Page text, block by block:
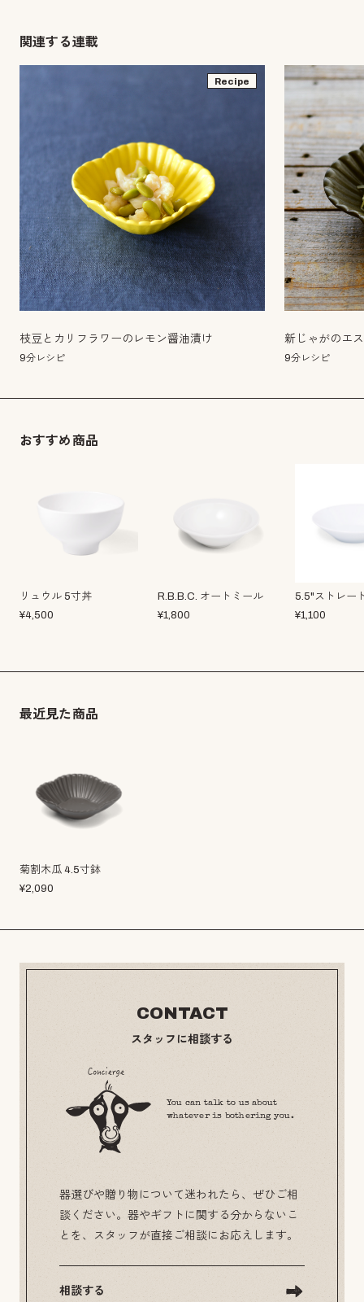
関連する連載
Recipe
枝豆とカリフラワーのレモン醤油漬け
9分レシピ
新じゃがのエ
9分レシピ
おすすめ商品
リュウル 5寸丼
¥4,500
R.B.B.C. オートミール
¥1,800
5.5"ストレー
¥1,100
最近見た商品
菊割木瓜 4.5寸鉢
¥2,090
CONTACT
スタッフに相談する
You can talk to us about
whatever is bothering you.
器選びや贈り物について迷われたら、ぜひご相
談ください。器やギフトに関する分からないこ
とを、スタッフが直接ご相談にお応えします。
相談する